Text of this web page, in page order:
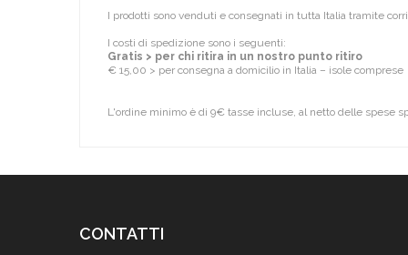
I prodotti sono venduti e consegnati in tutta Italia tramite
I costi di spedizione sono i seguenti:
Gratis > per chi ritira in un nostro punto ritiro
€ 15,00 > per consegna a domicilio in Italia – isole comprese
L'ordine minimo è di 9€ tasse incluse, al netto delle spese
CONTATTI